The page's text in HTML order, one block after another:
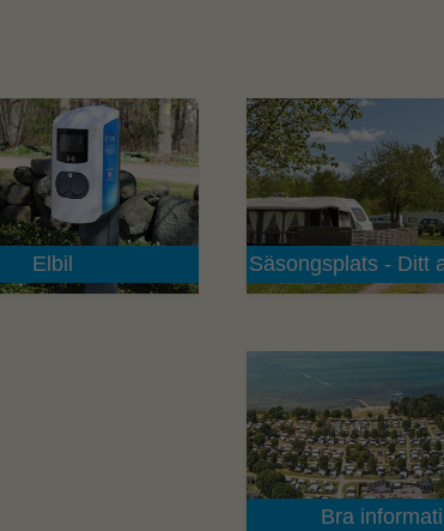
Elbil Säsongsplats - Ditt
Bra